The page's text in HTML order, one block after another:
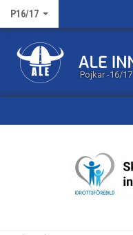
P16/17
Pojkar -16/17